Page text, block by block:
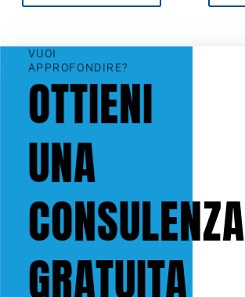
VUOI
APPROFONDIRE?
OTTIENI
UNA
CONSULENZA
GRATUITA